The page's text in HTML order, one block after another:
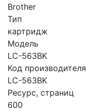
Brother
Тип
картридж
Модель
LC-563BK
Код производителя
LC-563BK
Ресурс, страниц
600